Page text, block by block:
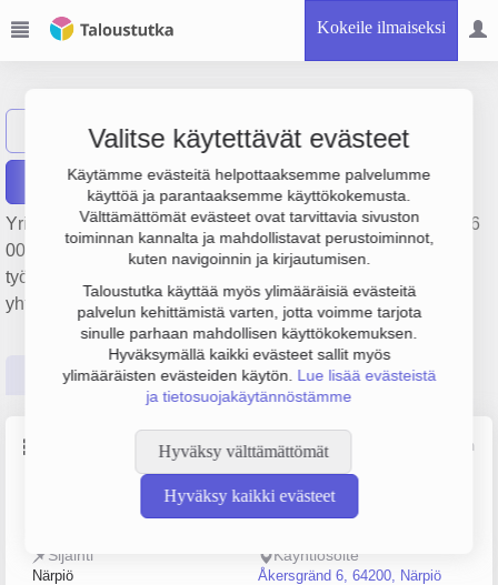
Kokeile ilmaiseksi
Valitse käytettävät evästeet
Käytämme evästeitä helpottaaksemme palvelumme
käyttöä ja parantaaksemme käyttökokemusta.
Välttämättömät evästeet ovat tarvittavia sivuston
toiminnan kannalta ja mahdollistavat perustoiminnot,
kuten navigoinnin ja kirjautumisen.
Taloustutka käyttää myös ylimääräisiä evästeitä
palvelun kehittämistä varten, jotta voimme tarjota
sinulle parhaan mahdollisen käyttökokemuksen.
Hyväksymällä kaikki evästeet sallit myös
ylimääräisten evästeiden käytön. Lue lisää evästeistä
ja tietosuojakäytännöstämme
Hyväksy välttämättömät
Hyväksy kaikki evästeet
Näytä haku JS JJL Svets Ab/Oy
Raportit
Yrityksen JJL Svets Ab/Oy liikevaihto on 442 000 €, tulos -16
000 € ja henkilöstömäärä 2. Sen päätoimiala on Metallien
työstö, perustamisvuosi 2008 ja sijainti Närpiö. Yrityksen
yhtiömuoto Osakeyhtiö (OY).
Perustiedot Tilinpäätösluvut Päättäjätiedot
Lähde: YTJ, PRH, Traficom
Henkilöstömäärä
0–4
Sijainti
Närpiö
Käyntiosoite
Åkersgränd 6, 64200, Närpiö